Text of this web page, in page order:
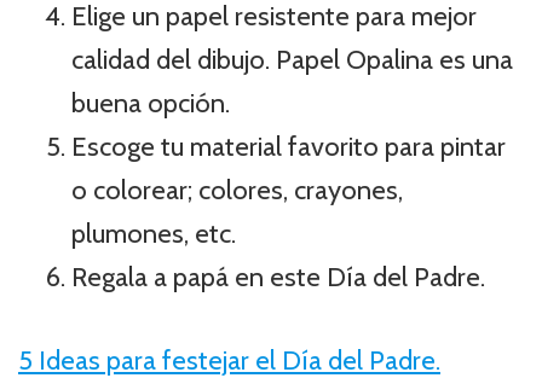
Elige un papel resistente para mejor
calidad del dibujo. Papel Opalina es una
buena opción.
Escoge tu material favorito para pintar
o colorear; colores, crayones,
plumones, etc.
Regala a papá en este Día del Padre.
5 Ideas para festejar el Día del Padre.